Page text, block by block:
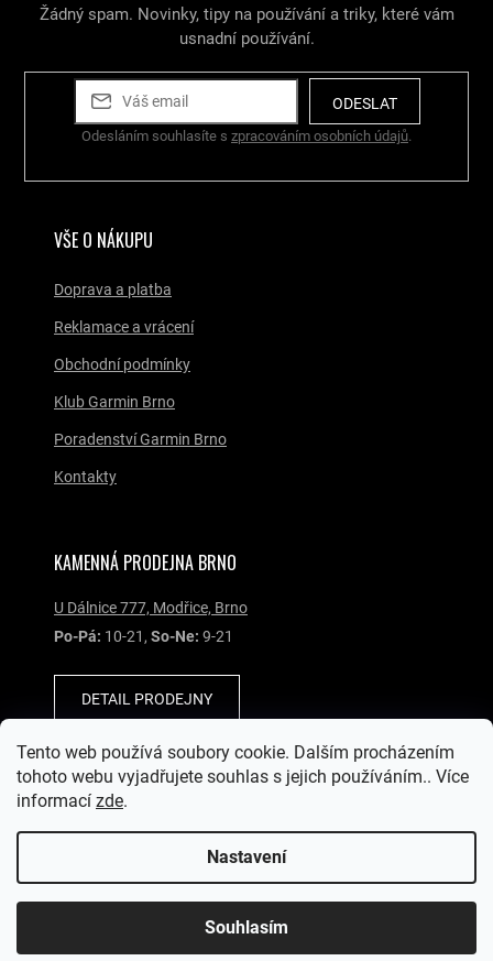
Tento web používá soubory cookie. Dalším procházením
tohoto webu vyjadřujete souhlas s jejich používáním.. Více
informací zde.
Nastavení
Souhlasím
p
r
k
v
ý
i
Žádný spam. Novinky, tipy na používání a triky, které vám
usnadní používání.
ODESLAT
Odesláním souhlasíte s zpracováním osobních údajů.
KAMENNÁ PRODEJNA BRNO
U Dálnice 777, Modřice, Brno
Po-Pá: 10-21, So-Ne: 9-21
DETAIL PRODEJNY
VŠE O NÁKUPU
Doprava a platba
Reklamace a vrácení
Obchodní podmínky
Klub Garmin Brno
Poradenství Garmin Brno
Kontakty
SOCIÁLNÍ SÍTĚ
Copyright © Garmin-Brno.cz, všechna práva vyhrazena.
Vytvořil Shoptet